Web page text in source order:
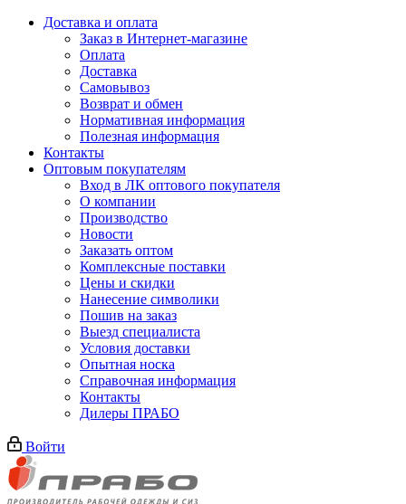
Доставка и оплата
Заказ в Интернет-магазине
Оплата
Доставка
Самовывоз
Возврат и обмен
Нормативная информация
Полезная информация
Контакты
Оптовым покупателям
Вход в ЛК оптового покупателя
О компании
Производство
Новости
Заказать оптом
Комплексные поставки
Цены и скидки
Нанесение символики
Пошив на заказ
Выезд специалиста
Условия доставки
Опытная носка
Справочная информация
Контакты
Дилеры ПРАБО
Войти